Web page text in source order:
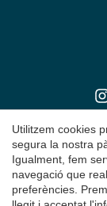
Utilitzem cookies
segura la nostra
Igualment, fem
navegació que
preferències.